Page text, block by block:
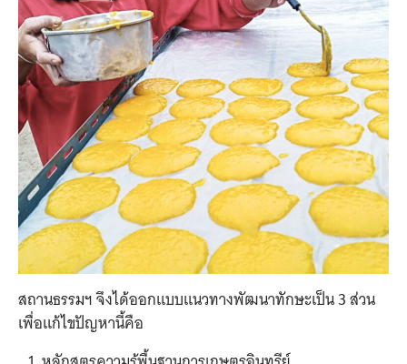
สถานธรรมฯ จึงได้ออกแบบแนวทางพัฒนาทักษะเป็น 3 ส่วน
เพื่อแก้ไขปัญหานี้คือ